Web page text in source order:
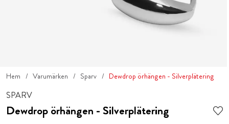
Hem Varumärken Sparv Dewdrop örhängen - Silverplätering
SPARV
Dewdrop örhängen - Silverplätering